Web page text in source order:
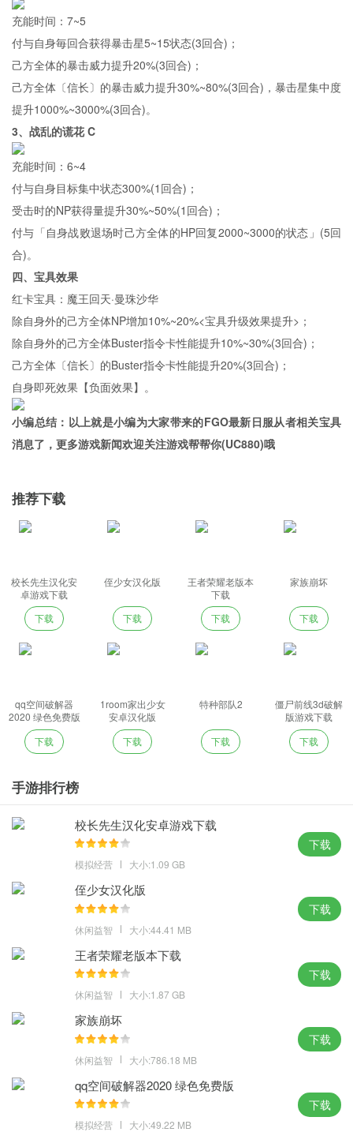
充能时间：7~5
付与自身毎回合获得暴击星5~15状态(3回合)；
己方全体的暴击威力提升20%(3回合)；
己方全体〔信长〕的暴击威力提升30%~80%(3回合)，暴击星集中度
提升1000%~3000%(3回合)。
3、战乱的谎花 C
充能时间：6~4
付与自身目标集中状态300%(1回合)；
受击时的NP获得量提升30%~50%(1回合)；
付与「自身战败退场时己方全体的HP回复2000~3000的状态」(5回
合)。
四、宝具效果
红卡宝具：魔王回天·曼珠沙华
除自身外的己方全体NP增加10%~20%<宝具升级效果提升>；
除自身外的己方全体Buster指令卡性能提升10%~30%(3回合)；
己方全体〔信长〕的Buster指令卡性能提升20%(3回合)；
自身即死效果【负面效果】。
小编总结：以上就是小编为大家带来的FGO最新日服从者相关宝具
消息了，更多游戏新闻欢迎关注游戏帮帮你(UC880)哦
推荐下载
校长先生汉化安
卓游戏下载
下载
侄少女汉化版
下载
王者荣耀老版本
下载
下载
家族崩坏
下载
qq空间破解器
2020 绿色免费版
下载
1room家出少女
安卓汉化版
下载
特种部队2
下载
僵尸前线3d破解
版游戏下载
下载
手游排行榜
校长先生汉化安卓游戏下载
模拟经营 大小:1.09 GB
下载
侄少女汉化版
休闲益智 大小:44.41 MB
下载
王者荣耀老版本下载
休闲益智 大小:1.87 GB
下载
家族崩坏
休闲益智 大小:786.18 MB
下载
qq空间破解器2020 绿色免费版
模拟经营 大小:49.22 MB
下载